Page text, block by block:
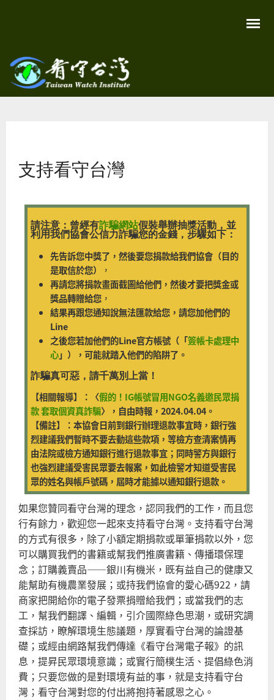
容
Watch
支持看守台灣
請注意：曾經有詐騙網站假裝舉辦抽獎活動，並
利用我們協會公信力詐騙您的金錢，步驟如下：
先告訴您中獎了，然後要您捐款給我們協會（目的
是取信於您）
，
再請您將捐款畫面截圖給他們，然後才要把獎金或
獎品轉贈給您，
結果再跟您通知說無法匯款給您，請您加他們的
Line
之後您若加他們的Line官方帳號（「簽帳卡處理中
心」），可能就踏入他們的陷阱了。
詐騙真可惡，請千萬別上當！
【相關報導】：〈假的！IG帳號冒用NGO名義邀民眾捐
款 套取個資真詐騙〉，自由時報，2024.04.04。
【備註】：本協會日前到銀行辦理退款事宜時，銀行強
烈建議我們暫時不要去動這些款項，等檢方查清案情再
由法院或檢方通知銀行進行退款事宜；同時警方與銀行
也強烈建議受害民眾要去報案，如此檢警才知道受害民
眾的姓名與帳戶號碼，屆時才能據以通知銀行退款。
如果您贊同看守台灣的理念，認同我們的工作，而且您
行有餘力，歡迎您一起來支持看守台灣。支持看守台灣
的方式有很多，除了小額定期捐款或單筆捐款以外，您
可以購買我們的書籍或幫我們推廣書籍、傳播環保理
念；訂購義賣品――銀川有機米，既有益自己的健康又
能幫助有機農業發展；或持我們協會的愛心碼922，請
商家把開給你的電子發票捐贈給我們；或當我們的志
工，幫我們翻譯、編輯，引介國際綠色思潮，或研究調
查採訪，瞭解環境生態議題，厚實看守台灣的論證基
礎；或經由網路幫我們傳達《看守台灣電子報》的訊
息，提昇民眾環境意識；或實行簡樸生活、提倡綠色消
費；只要您做的是對環境有益的事，就是支持看守台
灣；看守台灣對您的付出將抱持著感恩之心。